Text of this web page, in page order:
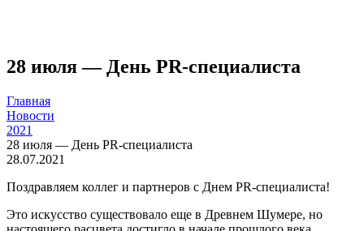
28 июля — День PR-cпециалиста
Главная
Новости
2021
28 июля — День PR-cпециалиста
28.07.2021
Поздравляем коллег и партнеров с Днем PR-специалиста!
Это искусство существовало еще в Древнем Шумере, но